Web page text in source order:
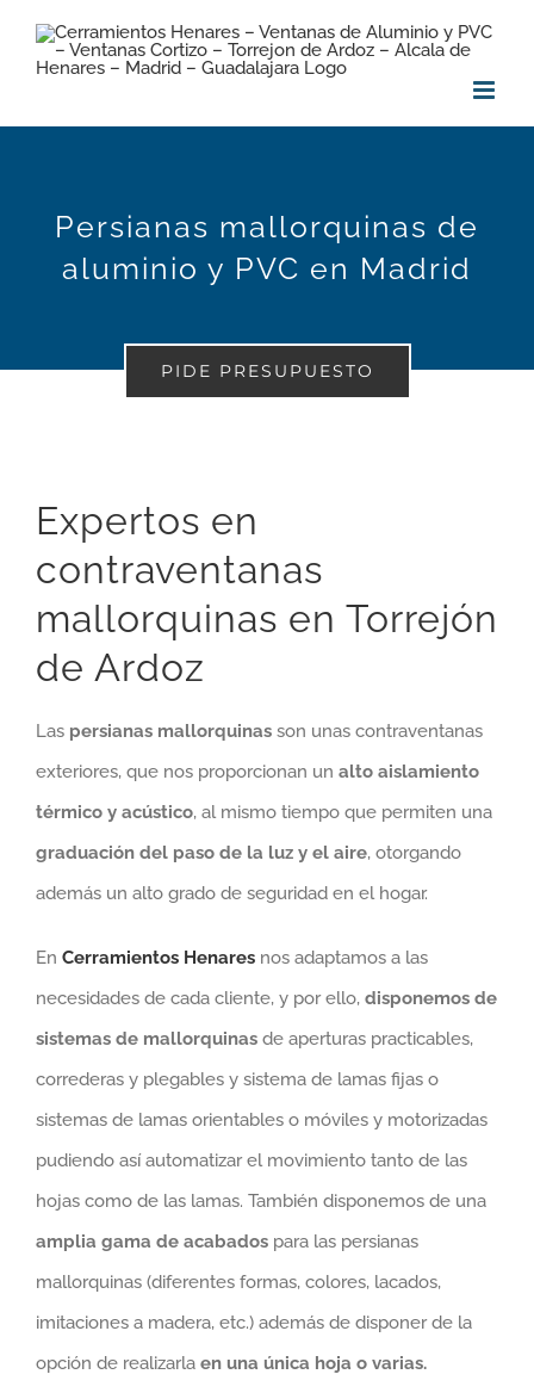
Saltar
Persianas mallorquinas de
aluminio y PVC en Madrid
PIDE PRESUPUESTO
Expertos en
contraventanas
mallorquinas en Torrejón
de Ardoz
Las persianas mallorquinas son unas contraventanas
exteriores, que nos proporcionan un alto aislamiento
térmico y acústico, al mismo tiempo que permiten una
graduación del paso de la luz y el aire, otorgando
además un alto grado de seguridad en el hogar.
En Cerramientos Henares nos adaptamos a las
necesidades de cada cliente, y por ello, disponemos de
sistemas de mallorquinas de aperturas practicables,
correderas y plegables y sistema de lamas fijas o
sistemas de lamas orientables o móviles y motorizadas
pudiendo así automatizar el movimiento tanto de las
hojas como de las lamas. También disponemos de una
amplia gama de acabados para las persianas
mallorquinas (diferentes formas, colores, lacados,
imitaciones a madera, etc.) además de disponer de la
opción de realizarla en una única hoja o varias.